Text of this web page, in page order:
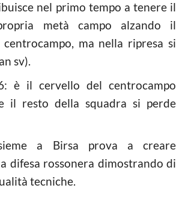
nel primo tempo a tenere il
metà campo alzando il
ma nella ripresa si
sv).
è il cervello del centrocampo
il resto della squadra si perde
a Birsa prova a creare
difesa rossonera dimostrando di
tecniche.